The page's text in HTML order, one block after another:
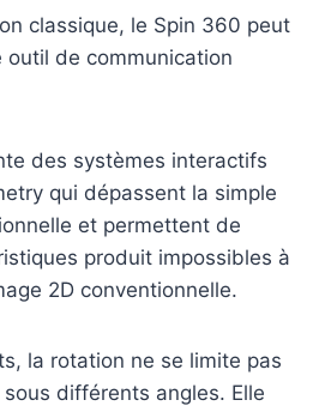
classique, le Spin 360 peut
de communication
des systèmes interactifs
qui dépassent la simple
et permettent de
produit impossibles à
2D conventionnelle.
la rotation ne se limite pas
différents angles. Elle